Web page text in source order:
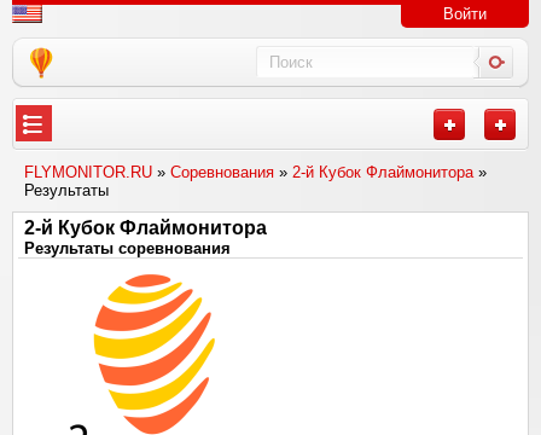
Войти
FLYMONITOR.RU » Соревнования » 2-й Кубок Флаймонитора»
Результаты
2-й Кубок Флаймонитора
Результаты соревнования